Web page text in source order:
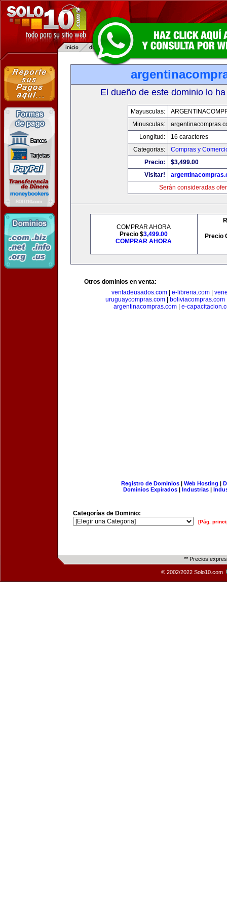
El dueño de este dominio lo
Mayusculas:
Minusculas:
Longitud:
16 caracteres
Categorias:
Compras y
Precio:
$3,499.00
Visitar!
Serán consideradas
COMPRAR AHORA
Precio $3,499.00
COMPRAR AHORA
Precio
Otros dominios en venta:
ventadeusados.com| e-libreria.com|
uruguaycompras.com| boliviacompras.com
argentinacompras.com| e-
Registro de Dominios| Web Hosting |
Dominios Expirados | Industrias |
Categorías de Dominio:
[Pág.
** Precios
© 2002/2022 Solo10.com